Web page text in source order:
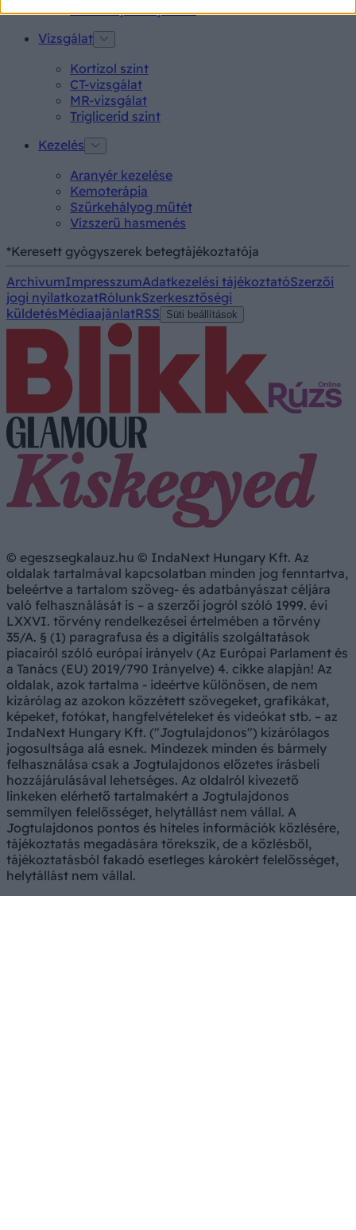
Alacsony vérnyomás
Vizsgálat
Kortizol szint
CT-vizsgálat
MR-vizsgálat
Triglicerid szint
Kezelés
Aranyér kezelése
Kemoterápia
Szürkehályog műtét
Vízszerű hasmenés
*Keresett gyógyszerek betegtájékoztatója
ArchívumImpresszumAdatkezelési tájékoztatóSzerzői
jogi nyilatkozatRólunkSzerkesztőségi
küldetésMédiaajánlatRSS Süti beállítások
© egeszsegkalauz.hu © IndaNext Hungary Kft. Az
oldalak tartalmával kapcsolatban minden jog fenntartva,
beleértve a tartalom szöveg- és adatbányászat céljára
való felhasználását is – a szerzői jogról szóló 1999. évi
LXXVI. törvény rendelkezései értelmében a törvény
35/A. § (1) paragrafusa és a digitális szolgáltatások
piacairól szóló európai irányelv (Az Európai Parlament és
a Tanács (EU) 2019/790 Irányelve) 4. cikke alapján! Az
oldalak, azok tartalma - ideértve különösen, de nem
kizárólag az azokon közzétett szövegeket, grafikákat,
képeket, fotókat, hangfelvételeket és videókat stb. – az
IndaNext Hungary Kft. ("Jogtulajdonos") kizárólagos
jogosultsága alá esnek. Mindezek minden és bármely
felhasználása csak a Jogtulajdonos előzetes írásbeli
hozzájárulásával lehetséges. Az oldalról kivezető
linkeken elérhető tartalmakért a Jogtulajdonos
semmilyen felelősséget, helytállást nem vállal. A
Jogtulajdonos pontos és hiteles információk közlésére,
tájékoztatás megadására törekszik, de a közlésből,
tájékoztatásból fakadó esetleges károkért felelősséget,
helytállást nem vállal.